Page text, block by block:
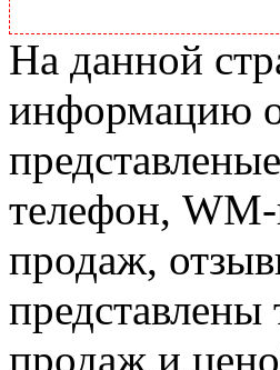
На данной
информацию о
телефон, WM-
продаж,
продаж и